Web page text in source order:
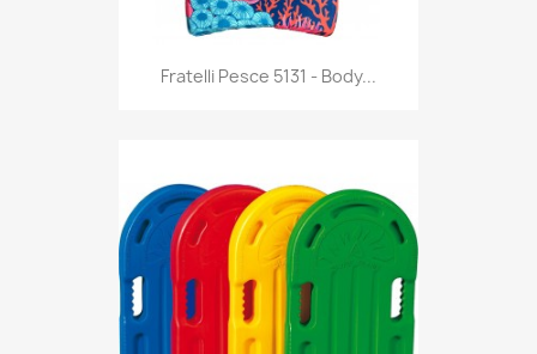
Anteprima
Fratelli Pesce 5131 - Body...